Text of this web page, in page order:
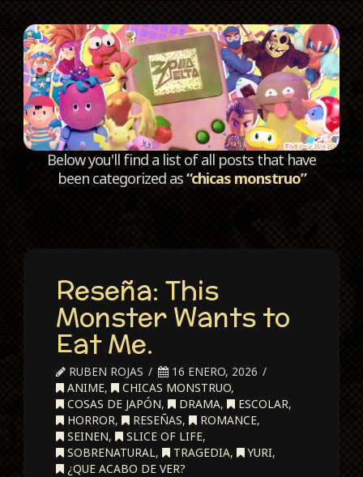
Below you'll find a list of all posts that have
been categorized as“chicas monstruo”
Reseña: This
Monster Wants to
Eat Me.
RUBEN ROJAS
16 ENERO, 2026
ANIME, CHICAS MONSTRUO,
COSAS DE JAPÓN, DRAMA, ESCOLAR,
HORROR, RESEÑAS, ROMANCE,
SEINEN, SLICE OF LIFE,
SOBRENATURAL, TRAGEDIA, YURI,
¿QUE ACABO DE VER?